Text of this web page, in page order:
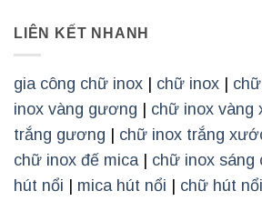
LIÊN KẾT NHANH
gia công chữ inox chữ inox
inox vàng gương
chữ inox vàng
trắng gương
chữ inox trắng
chữ inox đế mica| chữ inox sáng
hút nổi
mica hút nổi chữ hút nổi